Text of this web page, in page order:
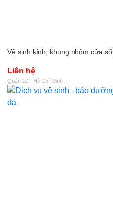
Vệ sinh kính, khung nhôm cửa
Liên hệ
Quận 10 - Hồ Chí Minh